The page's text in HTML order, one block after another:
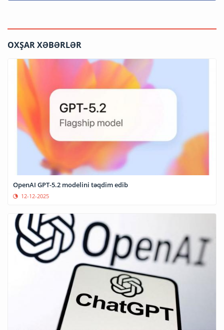
OXŞAR XƏBƏRLƏR
OpenAI GPT-5.2 modelini təqdim edib
12-12-2025